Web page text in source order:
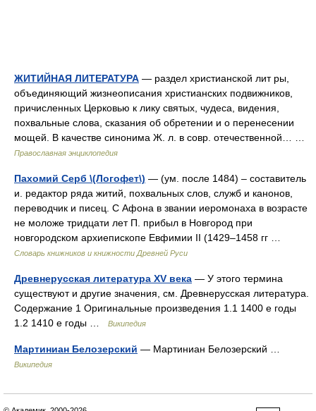
ЖИТИЙНАЯ ЛИТЕРАТУРА — раздел христианской лит ры,
объединяющий жизнеописания христианских подвижников,
причисленных Церковью к лику святых, чудеса, видения,
похвальные слова, сказания об обретении и о перенесении
мощей. В качестве синонима Ж. л. в совр. отечественной… …
Православная энциклопедия
Пахомий Серб \(Логофет\) — (ум. после 1484) – составитель
и. редактор ряда житий, похвальных слов, служб и канонов,
переводчик и писец. С Афона в звании иеромонаха в возрасте
не моложе тридцати лет П. прибыл в Новгород при
новгородском архиепископе Евфимии II (1429–1458 гг …
Словарь книжников и книжности Древней Руси
Древнерусская литература XV века — У этого термина
существуют и другие значения, см. Древнерусская литература.
Содержание 1 Оригинальные произведения 1.1 1400 е годы
1.2 1410 е годы …
Википедия
Мартиниан Белозерский — Мартиниан Белозерский …
Википедия